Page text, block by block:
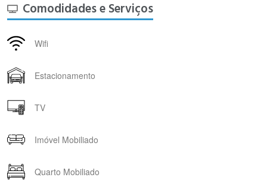
Comodidades e Serviços
Wifi
Estacionamento
TV
Imóvel Mobiliado
Quarto Mobiliado